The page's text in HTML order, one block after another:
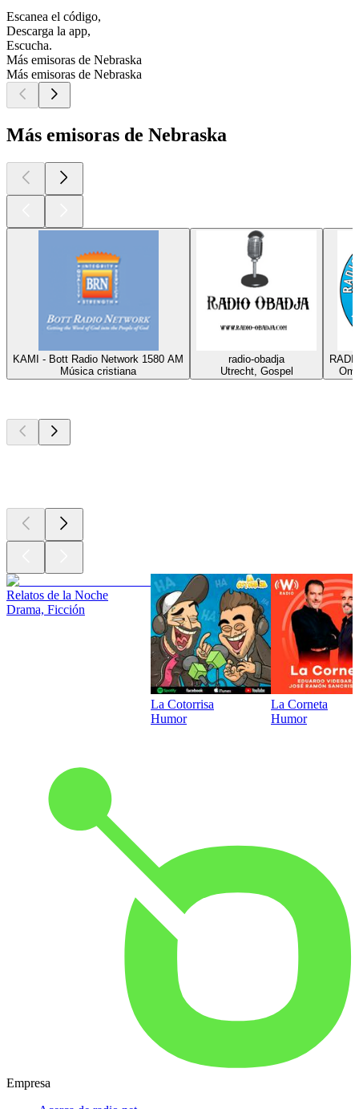
Escanea el código,
Descarga la app,
Escucha.
Más emisoras de Nebraska
Más emisoras de Nebraska
Más emisoras de Nebraska
KAMI - Bott Radio Network 1580 AM
Música cristiana
radio-obadja
Utrecht, Gospel
Relatos de la Noche
Drama, Ficción
La Cotorrisa
Humor
La Corneta
Humor
Empresa